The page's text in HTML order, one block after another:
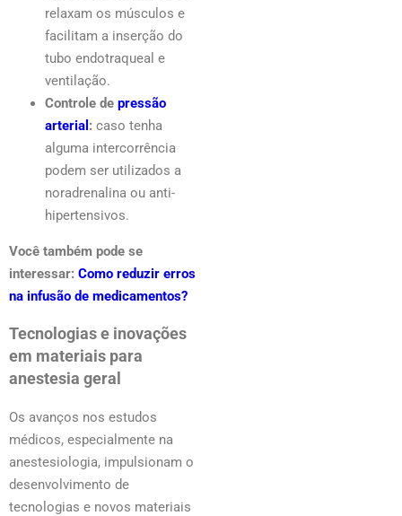
relaxam os músculos e
facilitam a inserção do
tubo endotraqueal e
ventilação.
Controle de pressão
arterial : caso tenha
alguma intercorrência
podem ser utilizados a
noradrenalina ou anti-
hipertensivos.
Você também pode se
interessar: Como reduzir erros
na infusão de medicamentos?
Tecnologias e inovações
em materiais para
anestesia geral
Os avanços nos estudos
médicos, especialmente na
anestesiologia, impulsionam o
desenvolvimento de
tecnologias e novos materiais